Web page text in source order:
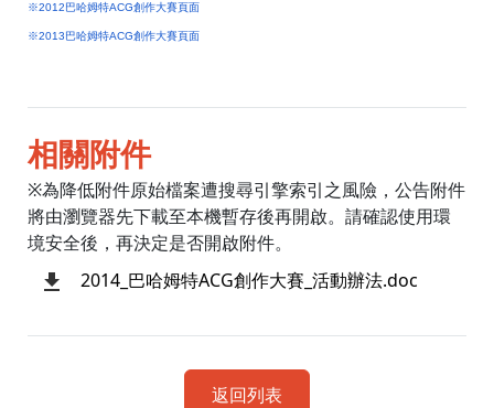
※2012巴哈姆特ACG創作大賽頁面
※2013巴哈姆特ACG創作大賽頁面
相關附件
※為降低附件原始檔案遭搜尋引擎索引之風險，公告附件
將由瀏覽器先下載至本機暫存後再開啟。請確認使用環
境安全後，再決定是否開啟附件。
2014_巴哈姆特ACG創作大賽_活動辦法.doc
返回列表